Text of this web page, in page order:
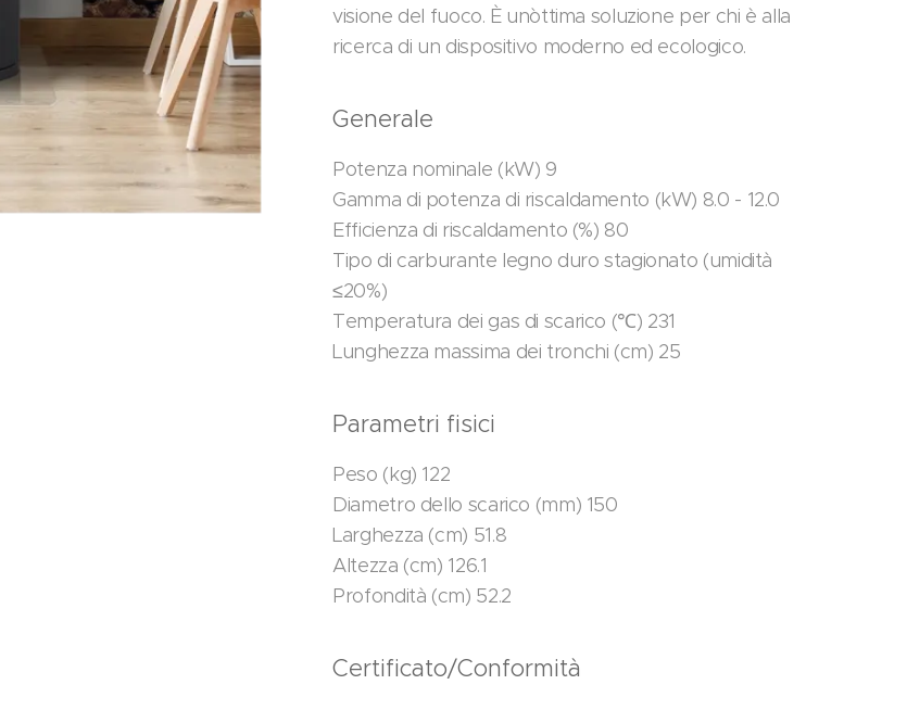
visione del fuoco. È un`ottima soluzione per chi è alla
ricerca di un dispositivo moderno ed ecologico.
Generale
Potenza nominale (kW) 9
Gamma di potenza di riscaldamento (kW) 8.0 - 12.0
Efficienza di riscaldamento (%) 80
Tipo di carburante legno duro stagionato (umidità
≤20%)
Temperatura dei gas di scarico (℃) 231
Lunghezza massima dei tronchi (cm) 25
Parametri fisici
Peso (kg) 122
Diametro dello scarico (mm) 150
Larghezza (cm) 51.8
Altezza (cm) 126.1
Profondità (cm) 52.2
Certificato/Conformità